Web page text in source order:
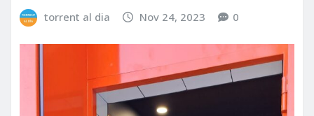
torrent al dia Nov 24, 2023 0